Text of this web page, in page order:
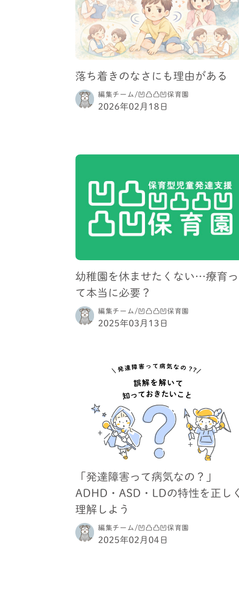
落ち着きのなさにも理由がある
編集チーム/凹凸凸凹保育園
2026年02月18日
幼稚園を休ませたくない…療育っ
て本当に必要？
編集チーム/凹凸凸凹保育園
2025年03月13日
「発達障害って病気なの？」
ADHD・ASD・LDの特性を正しく
理解しよう
編集チーム/凹凸凸凹保育園
2025年02月04日